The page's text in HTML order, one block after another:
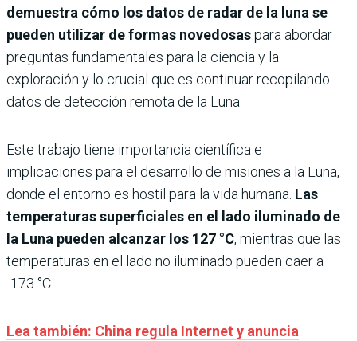
demuestra cómo los datos de radar de la luna se
pueden utilizar de formas novedosaspara abordar
preguntas fundamentales para la ciencia y la
exploración y lo crucial que es continuar recopilando
datos de detección remota de la Luna.
Este trabajo tiene importancia científica e
implicaciones para el desarrollo de misiones a la Luna,
donde el entorno es hostil para la vida humana. Las
temperaturas superficiales en el lado iluminado de
la Luna pueden alcanzar los 127 °C, mientras que las
temperaturas en el lado no iluminado pueden caer a
-173 °C.
Lea también: China regula Internet y anuncia